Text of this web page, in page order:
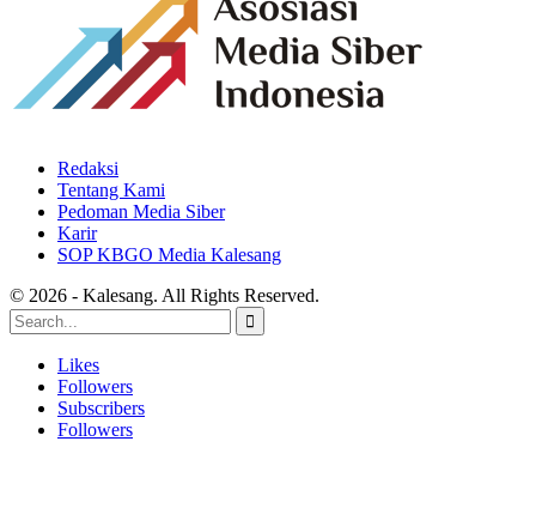
Redaksi
Tentang Kami
Pedoman Media Siber
Karir
SOP KBGO Media Kalesang
© 2026 - Kalesang. All Rights Reserved.
Likes
Followers
Subscribers
Followers